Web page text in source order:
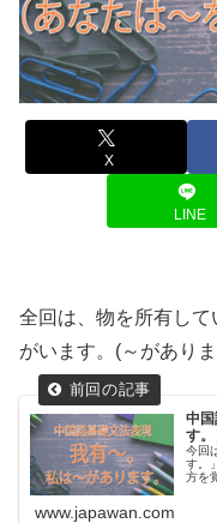
X
LINE
全回は、物を所有し
がいます。(～があり
中
す。
今回
す。
方を
www.japawan.com